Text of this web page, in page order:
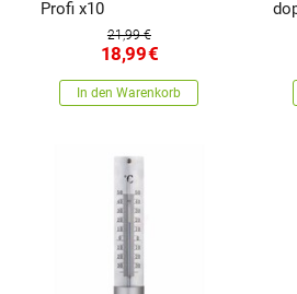
Profi x10
21,99 €
18,99€
In den Warenkorb